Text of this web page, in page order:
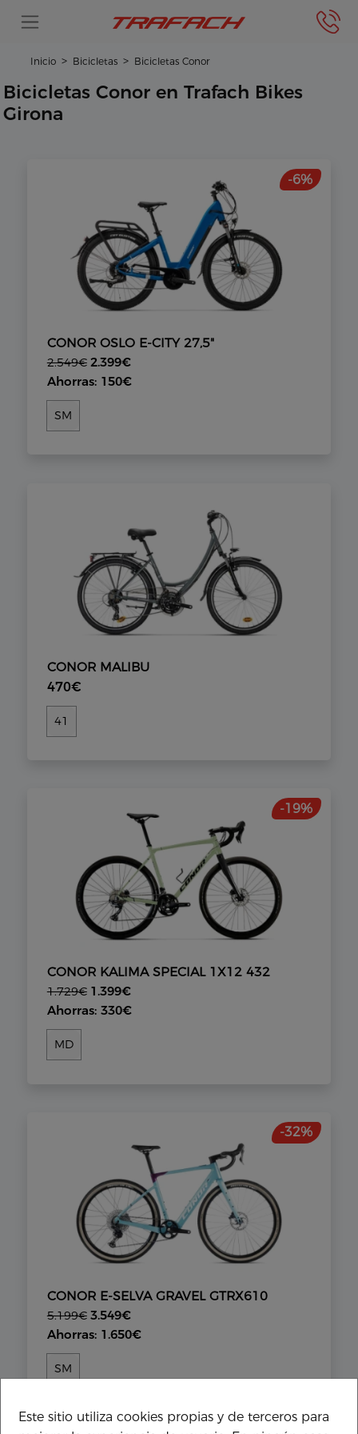
Inicio Bicicletas Bicicletas Conor
Bicicletas Conor en Trafach Bikes
Girona
-6%
CONOR OSLO E-CITY 27,5"
2.549€ 2.399€
Ahorras: 150€
SM
CONOR MALIBU
470€
41
-19%
CONOR KALIMA SPECIAL 1X12 432
1.729€ 1.399€
Ahorras: 330€
MD
-32%
CONOR E-SELVA GRAVEL GTRX610
5.199€ 3.549€
Ahorras: 1.650€
SM
Este sitio utiliza cookies propias y de terceros para